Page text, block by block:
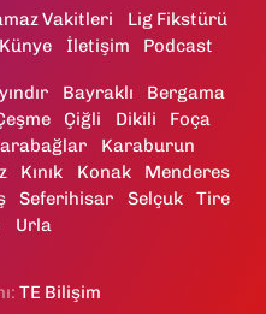
Vakitleri
Lig Fikstürü
Künye İletişim Podcast
Bayraklı
Bergama
Çiğli Dikili
Foça
Karaburun
Kınık Konak
Menderes
Seferihisar Selçuk
Tire
Urla
TE Bilişim